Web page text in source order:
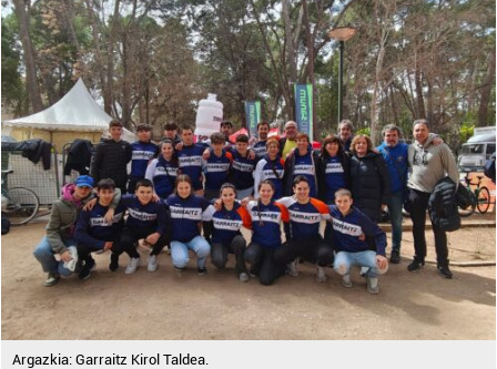
Argazkia: Garraitz Kirol Taldea.